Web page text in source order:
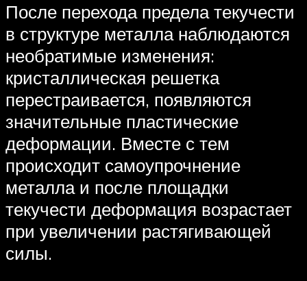
После перехода предела текучести
в структуре металла наблюдаются
необратимые изменения:
кристаллическая решетка
перестраивается, появляются
значительные пластические
деформации. Вместе с тем
происходит самоупрочнение
металла и после площадки
текучести деформация возрастает
при увеличении растягивающей
силы.